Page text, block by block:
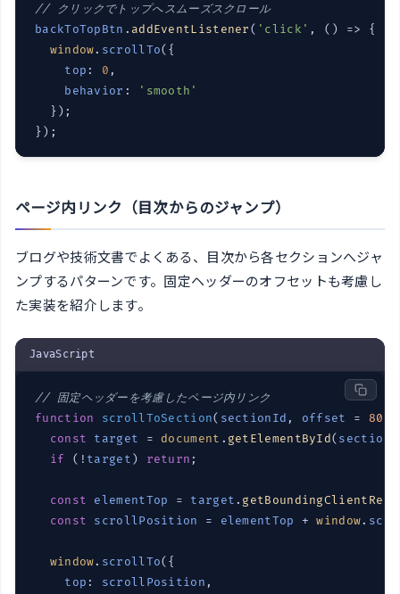
// クリックでトップへスムーズスクロール
backToTopBtn . addEventListener( 'click' , () => {
window. scrollTo({
top : 0 ,
behavior :
'smooth'
  });
});
ページ内リンク（目次からのジャンプ）
ブログや技術文書でよくある、目次から各セクションへジャ
ンプするパターンです。固定ヘッダーのオフセットも考慮し
た実装を紹介します。
JavaScript
// 固定ヘッダーを考慮したページ内リンク
function
scrollToSection( sectionId , offset = 80
const
target = document . getElementById(
if (! target) return ;
const elementTop = target. getBoundingClientRect
const
scrollPosition = elementTop + window.
window. scrollTo({
top : scrollPosition ,